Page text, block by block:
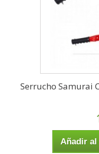
Serrucho Samurai
Añadir